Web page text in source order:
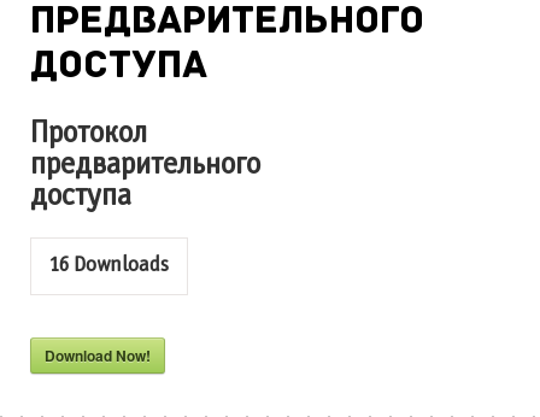
предварительного
доступа
Протокол
предварительного
доступа
16 Downloads
Download Now!